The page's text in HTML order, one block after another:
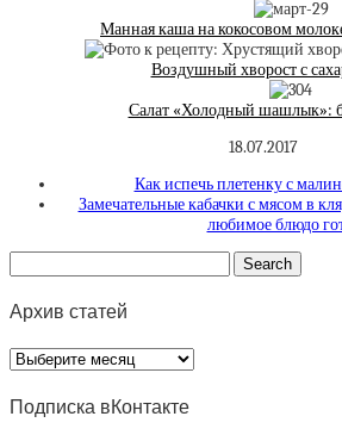
Манная каша на кокосовом
Воздушный хворост с
Салат «Холодный шашлык»:
18.07.2017
Как испечь плетенку с
Замечательные кабачки с мясом в
любимое блюдо
Архив статей
Архив
статей
Подписка вКонтакте